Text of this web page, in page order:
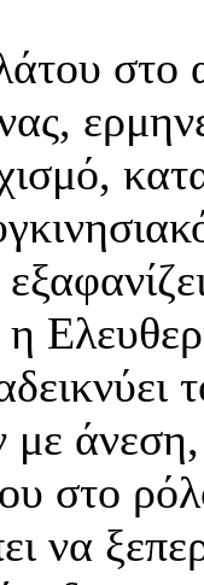
στο
η
με
στο
να